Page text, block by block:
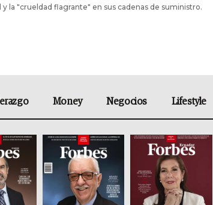
y la "crueldad flagrante" en sus cadenas de suministro.
Money Negocios Lifestyle